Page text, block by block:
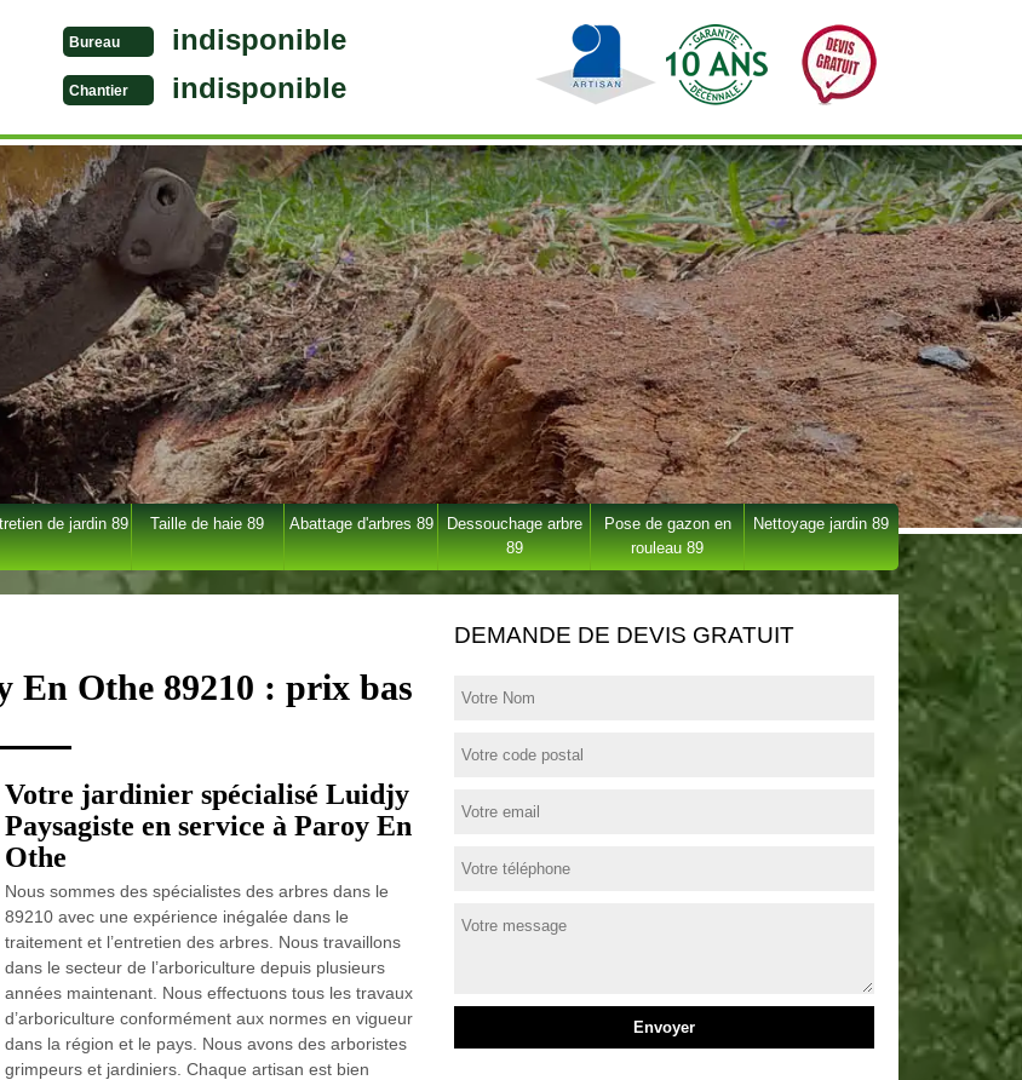
Bureau indisponible
Chantier indisponible
de jardin 89 Taille de haie 89 Abattage d'arbres 89
Dessouchage arbre
89
Pose de gazon en
rouleau 89
Nettoyage jardin 89
En Othe 89210 : prix bas
Votre jardinier spécialisé Luidjy
Paysagiste en service à Paroy En
Othe
Nous sommes des spécialistes des arbres dans le
89210 avec une expérience inégalée dans le
traitement et l’entretien des arbres. Nous travaillons
dans le secteur de l’arboriculture depuis plusieurs
années maintenant. Nous effectuons tous les travaux
d’arboriculture conformément aux normes en vigueur
dans la région et le pays. Nous avons des arboristes
grimpeurs et jardiniers. Chaque artisan est bien
DEMANDE DE DEVIS GRATUIT